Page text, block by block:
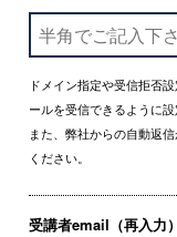
ドメイン指定や受信拒否
ールを受信できるように設
また、弊社からの自動返
ください。
受講者email（再入力）